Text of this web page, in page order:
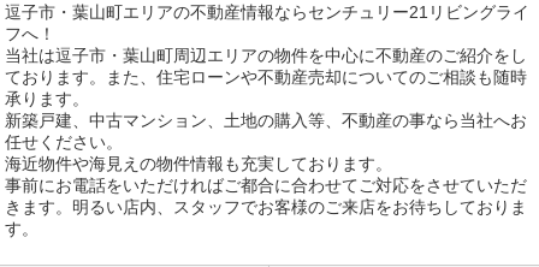
逗子市・葉山町エリアの不動産情報ならセンチュリー21リビングライ
フへ！
当社は逗子市・葉山町周辺エリアの物件を中心に不動産のご紹介をし
ております。また、住宅ローンや不動産売却についてのご相談も随時
承ります。
新築戸建、中古マンション、土地の購入等、不動産の事なら当社へお
任せください。
海近物件や海見えの物件情報も充実しております。
事前にお電話をいただければご都合に合わせてご対応をさせていただ
きます。明るい店内、スタッフでお客様のご来店をお待ちしておりま
す。